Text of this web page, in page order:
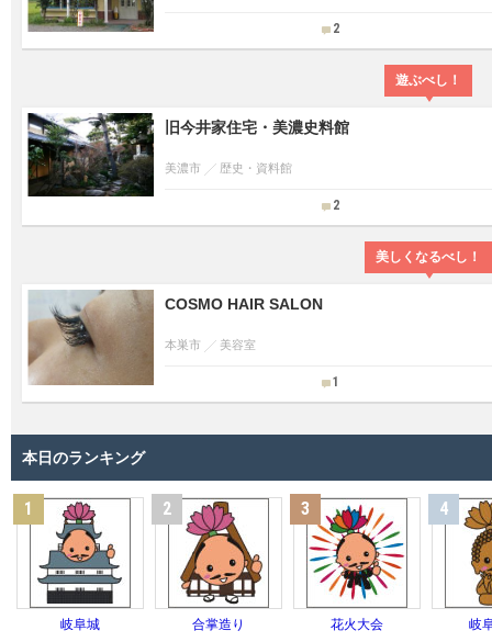
2
遊ぶべし！
旧今井家住宅・美濃史料館
美濃市 歴史・資料館
2
美しくなるべし！
COSMO HAIR SALON
本巣市 美容室
1
本日のランキング
1
岐阜城
2
合掌造り
3
花火大会
4
岐